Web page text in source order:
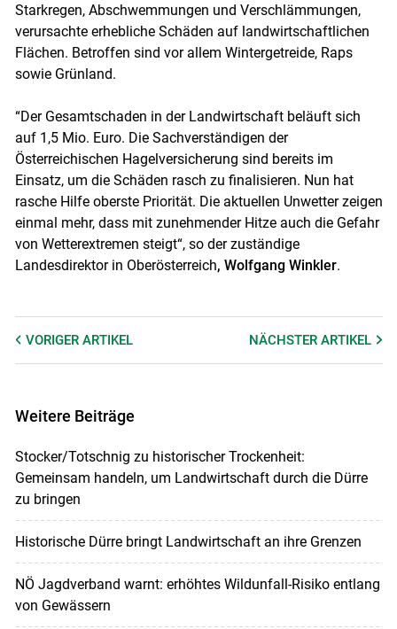
Starkregen, Abschwemmungen und Verschlämmungen,
verursachte erhebliche Schäden auf landwirtschaftlichen
Flächen. Betroffen sind vor allem Wintergetreide, Raps
sowie Grünland.
“Der Gesamtschaden in der Landwirtschaft beläuft sich
auf 1,5 Mio. Euro. Die Sachverständigen der
Österreichischen Hagelversicherung sind bereits im
Einsatz, um die Schäden rasch zu finalisieren. Nun hat
rasche Hilfe oberste Priorität. Die aktuellen Unwetter zeigen
einmal mehr, dass mit zunehmender Hitze auch die Gefahr
von Wetterextremen steigt“, so der zuständige
Landesdirektor in Oberösterreich, Wolfgang Winkler.
VORIGER ARTIKEL NÄCHSTERARTIKEL
Weitere Beiträge
Stocker/Totschnig zu historischer Trockenheit:
Gemeinsam handeln, um Landwirtschaft durch die Dürre
zu bringen
Historische Dürre bringt Landwirtschaft an ihre Grenzen
NÖ Jagdverband warnt: erhöhtes Wildunfall-Risiko entlang
von Gewässern